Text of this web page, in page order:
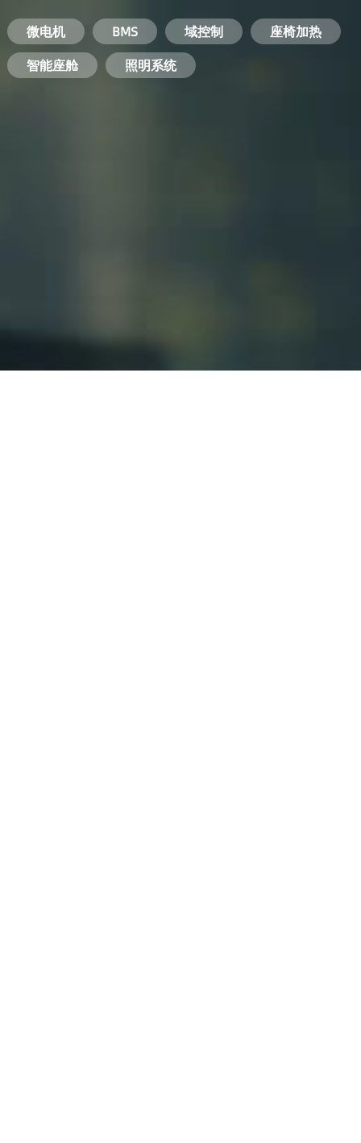
微电机 BMS 域控制
座椅加热
智能座舱
照明系统
电池管理系统
储能逆变器
工业电焊机 变频器
电机驱动
安防摄像头
开关电源 手机充电器
服务器电源
PC电源
电脑 手机 基站 机顶盒
智能农业 智能医疗
智能交通
智能家居